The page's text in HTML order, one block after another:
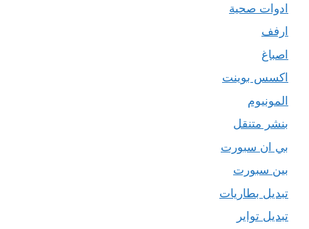
ادوات صحية
ارفف
اصباغ
اكسس بوينت
المونيوم
بنشر متنقل
بي ان سبورت
بين سبورت
تبديل بطاريات
تبديل تواير